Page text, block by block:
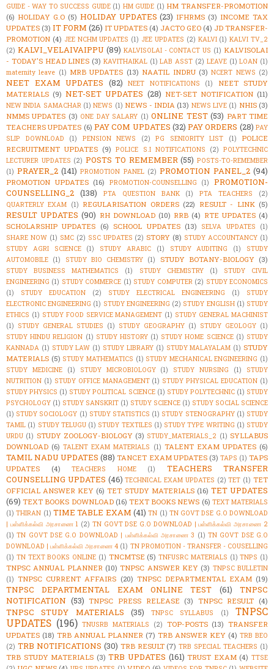
GUIDE - WAY TO SUCCESS GUIDE (1) HM GUIDE (1) HM TRANSFER-PROMOTION
(6) HOLIDAY G.O (5) HOLIDAY UPDATES (23) IFHRMS (3) INCOME TAX
UPDATES (3) IT FORM (26) IT UPDATES (4) JACTO GEO (4) JD TRANSFER-
PROMOTION (4) JEE NCHM UPDATES (1) JEE UPDATES (2) KALVI (1) KALVI TV_2
(2) KALVI_VELAIVAIPPU (89) KALVISOLAI - CONTACT US (1) KALVISOLAI
- TODAY'S HEAD LINES (3) KAVITHAIKAL (1) LAB ASST (2) LEAVE (1) LOAN (1)
maternity leave (1) MRB UPDATES (13) NAATIL INDRU (3) NCERT NEWS (2)
NEET EXAM UPDATES (82) NEET NOTIFICATIONS (1)
NEET STUDY
MATERIALS (9) NET-SET UPDATES (28) NET-SET NOTIFICATION (11)
NEW INDIA SAMACHAR (1) NEWS (1) NEWS - INDIA (13) NEWS LIVE (1) NHIS (3)
NMMS UPDATES (3) ONE DAY SALARY (1) ONLINE TEST (53) PART TIME
TEACHERS UPDATES (6) PAY COM UPDATES (32) PAY ORDERS (28) PAY
SLIP DOWNLOAD
(1) PENSION NEWS (2) PG SENIORITY LIST (1)
POLICE
RECRUITMENT UPDATES (9) POLICE S.I NOTIFICATIONS (2) POLYTECHNIC
LECTURER UPDATES (2) POSTS TO REMEMBER (55) POSTS-TO-REMEMBER
(1) PRAYER_2 (141) PROMOTION PANEL (2) PROMOTION PANEL_2 (94)
PROMOTION UPDATES (16) PROMOTION-COUNSELLING (1)
PROMOTION-
COUNSELLING_2 (138) PTA QUESTION BANK (1) PTA TEACHERS
(2)
QUARTERLY EXAM (1) REGULARISATION ORDERS (22) RESULT - LINK (5)
RESULT UPDATES (90) RH DOWNLOAD (10) RRB (4) RTE UPDATES (4)
SCHOLARSHIP UPDATES (6) SCHOOL UPDATES (13) SELVA UPDATES
(1)
SHARE NOW (1) SMC (2) SSC UPDATES (2) STORY (8) STUDY ACCOUNTANCY (1)
STUDY AGRI SCIENCE
(1) STUDY ARABIC (1) STUDY AUDITING (1)
STUDY
AUTOMOBILE (1) STUDY BIO CHEMISTRY (1) STUDY BOTANY-BIOLOGY (3)
STUDY BUSINESS MATHEMATICS (1) STUDY CHEMISTRY (1)
STUDY CIVIL
ENGINEERING (1) STUDY COMMERCE (1) STUDY COMPUTER (2) STUDY ECONOMICS
(1)
STUDY EDUCATION (2) STUDY ELECTRICAL ENGINEERING (1)
STUDY
ELECTRONIC ENGINEERING (1) STUDY ENGINEERING (2) STUDY ENGLISH (1) STUDY
ETHICS (1) STUDY FOOD SERVICE MANAGEMENT (1) STUDY GENERAL MACHINIST
(1) STUDY GENERAL STUDIES (1) STUDY GEOGRAPHY (1) STUDY GEOLOGY (1)
STUDY HINDU RELIGION (1) STUDY HISTORY (1) STUDY HOME SCIENCE (1) STUDY
KANNADA (1) STUDY LAW (1) STUDY LIBRARY (1) STUDY MALAYALAM (1) STUDY
MATERIALS (5) STUDY MATHEMATICS (1) STUDY MECHANICAL ENGINEERING (1)
STUDY MEDICINE
(1) STUDY MICROBIOLOGY (1) STUDY NURSING (1)
STUDY
NUTRITION (1) STUDY OFFICE MANAGEMENT (1) STUDY PHYSICAL EDUCATION (1)
STUDY PHYSICS (1) STUDY POLITICAL SCIENCE (1) STUDY POLYTECHNIC (1) STUDY
PSYCHOLOGY (1) STUDY SANSKRIT (1) STUDY SCIENCE (1) STUDY SOCIAL SCIENCE
(1) STUDY SOCIOLOGY (1) STUDY STATISTICS (1) STUDY STENOGRAPHY (1) STUDY
TAMIL (1) STUDY TELUGU (1) STUDY TEXTILES (1) STUDY TYPE WRITING (1) STUDY
URDU (1) STUDY ZOOLOGY-BIOLOGY (3) STUDY_MATERIALS_2 (1) SYLLABUS
DOWNLOAD (6) TALENT EXAM MATERIALS (1) TALENT EXAM UPDATES (6)
TAMIL NADU UPDATES (88) TANCET EXAM UPDATES (3) TAPS (1) TAPS
UPDATES
(4) TEACHERS HOME (1)
TEACHERS TRANSFER
COUNSELLING UPDATES (46) TECHNICAL EXAM UPDATES (2) TET (1) TET
OFFICIAL ANSWER KEY (6) TET STUDY MATERIALS (16) TET UPDATES
(69) TEXT BOOKS DOWNLOAD (16) TEXT BOOKS NEWS (6) TEXT MATERIALS
(1) THIRAN (1) TIME TABLE EXAM (41) TN (1) TN GOVT DSE G.O DOWNLOAD
| பள்ளிக்கல்வி அரசாணை 1 (2) TN GOVT DSE G.O DOWNLOAD | பள்ளிக்கல்வி அரசாணை 2
(1) TN GOVT DSE G.O DOWNLOAD | பள்ளிக்கல்வி அரசாணை 3 (1) TN GOVT DSE G.O
DOWNLOAD | பள்ளிக்கல்வி அரசாணை 4 (1) TN PROMOTION - TRANSFER - COUSELLING
(1) TN TEXT BOOKS ONLINE (1) TNCMTSE (5) TNFUSRC MATERIALS (1) TNPS (1)
TNPSC ANNUAL PLANNER (10) TNPSC ANSWER KEY (3) TNPSC BULLETIN
(1) TNPSC CURRENT AFFAIRS (20) TNPSC DEPARTMENTAL EXAM (19)
TNPSC DEPARTMENTAL EXAM ONLINE TEST (61)
TNPSC
NOTIFICATION (53) TNPSC PRESS RELEASE (3) TNPSC RESULT (4)
TNPSC STUDY MATERIALS (35) TNPSC SYLLABUS (1)
TNPSC
UPDATES (196) TNUSRB MATERIALS (2) TOP-POSTS (13) TRANSFER
UPDATES (18) TRB ANNUAL PLANNER (7) TRB ANSWER KEY (4) TRB BEO
(2) TRB NOTIFICATIONS (30) TRB RESULT (7) TRB SPECIAL TEACHERS (1)
TRB STUDY MATERIALS (3) TRB UPDATES (161) TRUST EXAM (4) TTSE